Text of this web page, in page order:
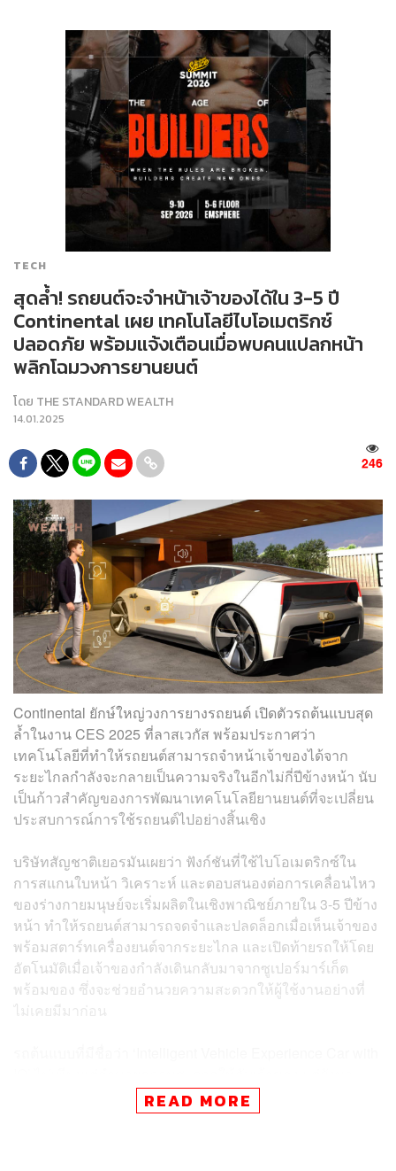
TECH
สุดล้ำ! รถยนต์จะจำหน้าเจ้าของได้ใน 3-5 ปี
Continental เผย เทคโนโลยีไบโอเมตริกซ์
ปลอดภัย พร้อมแจ้งเตือนเมื่อพบคนแปลกหน้า
พลิกโฉมวงการยานยนต์
โดย THE STANDARD WEALTH
14.01.2025
246
Continental ยักษ์ใหญ่วงการยางรถยนต์ เปิดตัวรถต้นแบบสุด
ล้ำในงาน CES 2025 ที่ลาสเวกัส พร้อมประกาศว่า
เทคโนโลยีที่ทำให้รถยนต์สามารถจำหน้าเจ้าของได้จาก
ระยะไกลกำลังจะกลายเป็นความจริงในอีกไม่กี่ปีข้างหน้า นับ
เป็นก้าวสำคัญของการพัฒนาเทคโนโลยียานยนต์ที่จะเปลี่ยน
ประสบการณ์การใช้รถยนต์ไปอย่างสิ้นเชิง
บริษัทสัญชาติเยอรมันเผยว่า ฟังก์ชันที่ใช้ไบโอเมตริกซ์ใน
การสแกนใบหน้า วิเคราะห์ และตอบสนองต่อการเคลื่อนไหว
ของร่างกายมนุษย์จะเริ่มผลิตในเชิงพาณิชย์ภายใน 3-5 ปีข้าง
หน้า ทำให้รถยนต์สามารถจดจำและปลดล็อกเมื่อเห็นเจ้าของ
พร้อมสตาร์ทเครื่องยนต์จากระยะไกล และเปิดท้ายรถให้โดย
อัตโนมัติเมื่อเจ้าของกำลังเดินกลับมาจากซูเปอร์มาร์เก็ต
พร้อมของ ซึ่งจะช่วยอำนวยความสะดวกให้ผู้ใช้งานอย่างที่
ไม่เคยมีมาก่อน
พร้อมระบบรักษาความปลอดภัยขั้นสูง ด้วยความสามารถใน
การระบุตัวบุคคลที่ไม่ได้รับอนุญาตให้ใช้รถที่อาจเข้ามาใกล้
READ MORE